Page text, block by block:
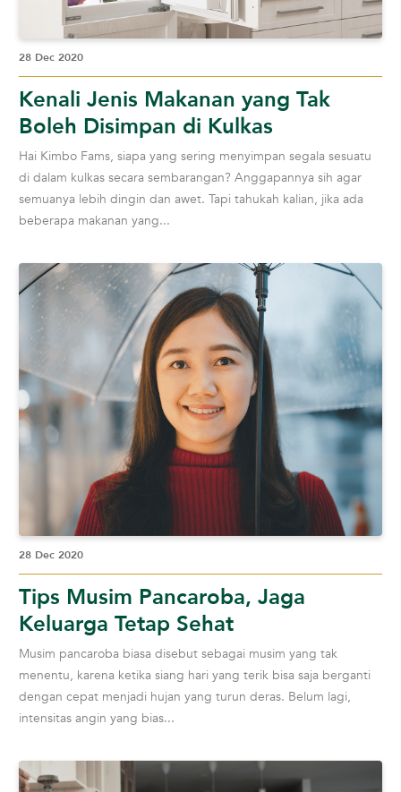
28 Dec 2020
Kenali Jenis Makanan yang Tak
Boleh Disimpan di Kulkas
Hai Kimbo Fams, siapa yang sering menyimpan segala sesuatu
di dalam kulkas secara sembarangan? Anggapannya sih agar
semuanya lebih dingin dan awet. Tapi tahukah kalian, jika ada
beberapa makanan yang...
28 Dec 2020
Tips Musim Pancaroba, Jaga
Keluarga Tetap Sehat
Musim pancaroba biasa disebut sebagai musim yang tak
menentu, karena ketika siang hari yang terik bisa saja berganti
dengan cepat menjadi hujan yang turun deras. Belum lagi,
intensitas angin yang bias...